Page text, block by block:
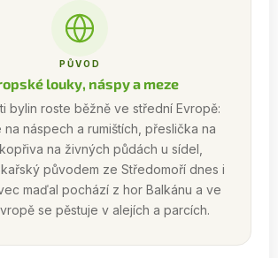
PŮVOD
louky, náspy a meze
bylin roste běžně ve střední Evropě:
na náspech a rumištích, přeslička na
na živných půdách u sídel,
původem ze Středomoří dnes i
maďal pochází z hor Balkánu a ve
se pěstuje v alejích a parcích.